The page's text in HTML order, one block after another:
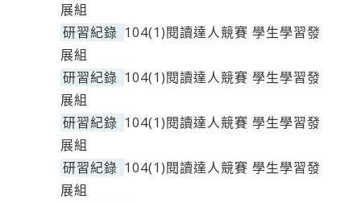
展組
研習紀錄 104(1)閱讀達人競賽 學生學習發
展組
研習紀錄 104(1)閱讀達人競賽 學生學習發
展組
研習紀錄 104(1)閱讀達人競賽 學生學習發
展組
研習紀錄 104(1)閱讀達人競賽 學生學習發
展組